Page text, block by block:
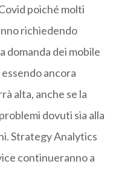
poiché molti
richiedendo
domanda dei mobile
ancora
alta, anche se la
dovuti sia alla
Strategy Analytics
continueranno a